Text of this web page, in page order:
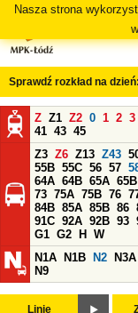
Nasza strona
Sprawdź rozkład na dzień:
Z Z1 Z2 0 1 2 3
41 43 45
Z3 Z6 Z13 Z43
55B 55C 56 57
64A 64B 65A 65B
73 75A 75B 76
84B 85A 85B 86
91C 92A 92B 93
G1 G2 H
W
N1A
N1B N2 N3A
N9
Linie